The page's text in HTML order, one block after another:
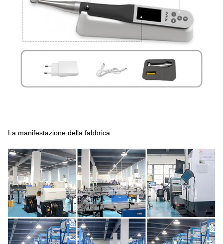
La manifestazione della fabbrica